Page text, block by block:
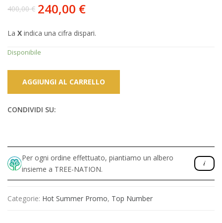
400,00€
Il
prezzo
originale
era:
400,00 €.
240,00 €
Il
prezzo
attuale
è:
240,00 €.
La X indica una cifra dispari.
Disponibile
AGGIUNGI AL CARRELLO
CONDIVIDI SU:
Per ogni ordine effettuato, piantiamo un albero
insieme a TREE-NATION.
Categorie: Hot Summer Promo, Top Number